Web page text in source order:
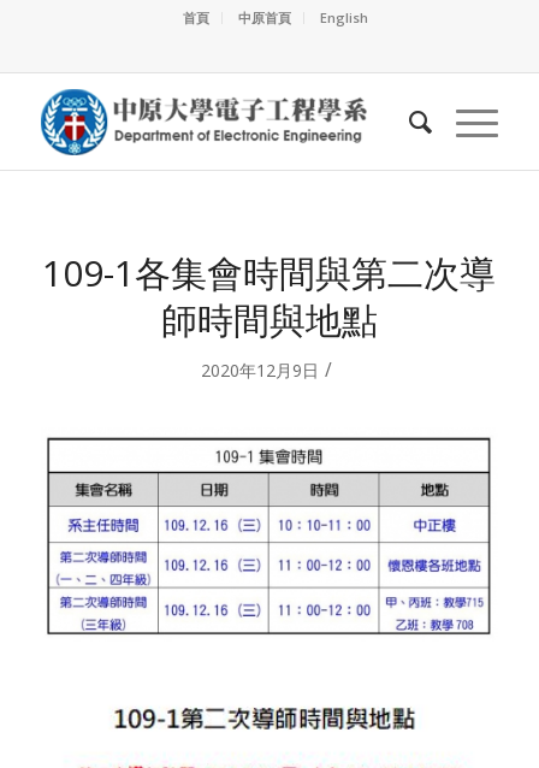
首頁 中原首頁 English
109-1各集會時間與第二次導
師時間與地點
2020年12月9日 /